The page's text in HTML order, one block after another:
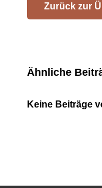
Zurück zur
Ähnliche
Keine Beiträge